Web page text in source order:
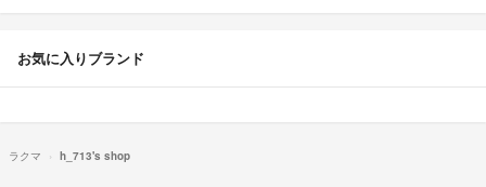
お気に入りブランド
ラクマ h_713's shop